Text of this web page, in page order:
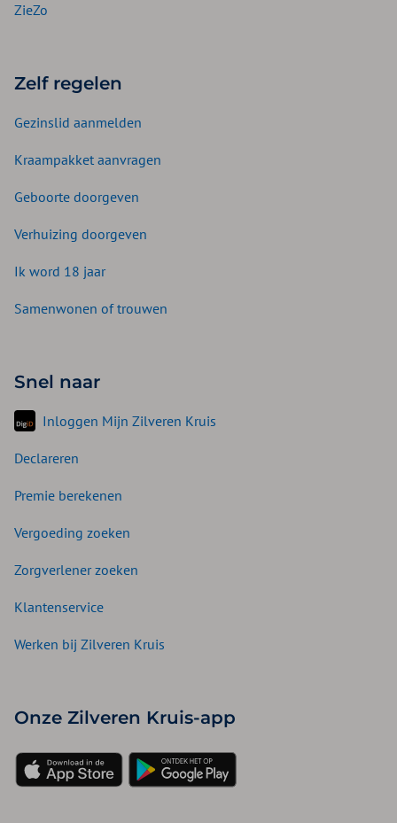
ZieZo
Zelf regelen
Gezinslid aanmelden
Kraampakket aanvragen
Geboorte doorgeven
Verhuizing doorgeven
Ik word 18 jaar
Samenwonen of trouwen
Snel naar
Inloggen Mijn Zilveren Kruis
Declareren
Premie berekenen
Vergoeding zoeken
Zorgverlener zoeken
Klantenservice
Werken bij Zilveren Kruis
Onze Zilveren Kruis-app